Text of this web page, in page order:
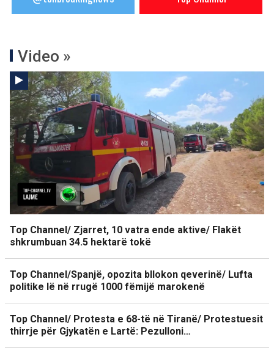
Video »
Top Channel/ Zjarret, 10 vatra ende aktive/ Flakët
shkrumbuan 34.5 hektarë tokë
Top Channel/Spanjë, opozita bllokon qeverinë/ Lufta
politike lë në rrugë 1000 fëmijë marokenë
Top Channel/ Protesta e 68-të në Tiranë/ Protestuesit
thirrje për Gjykatën e Lartë: Pezulloni…